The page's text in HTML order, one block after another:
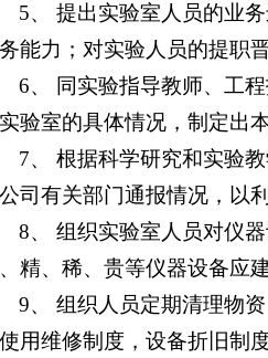
5、 提出实验室人员的业
能力；对实验人员的提职
6、 同实验指导教师、工
验室的具体情况，制定出
7、 根据科学研究和实验
司有关部门通报情况，以利
8、 组织实验室人员对仪
精、稀、贵等仪器设备应
9、 组织人员定期清理物
用维修制度，设备折旧制